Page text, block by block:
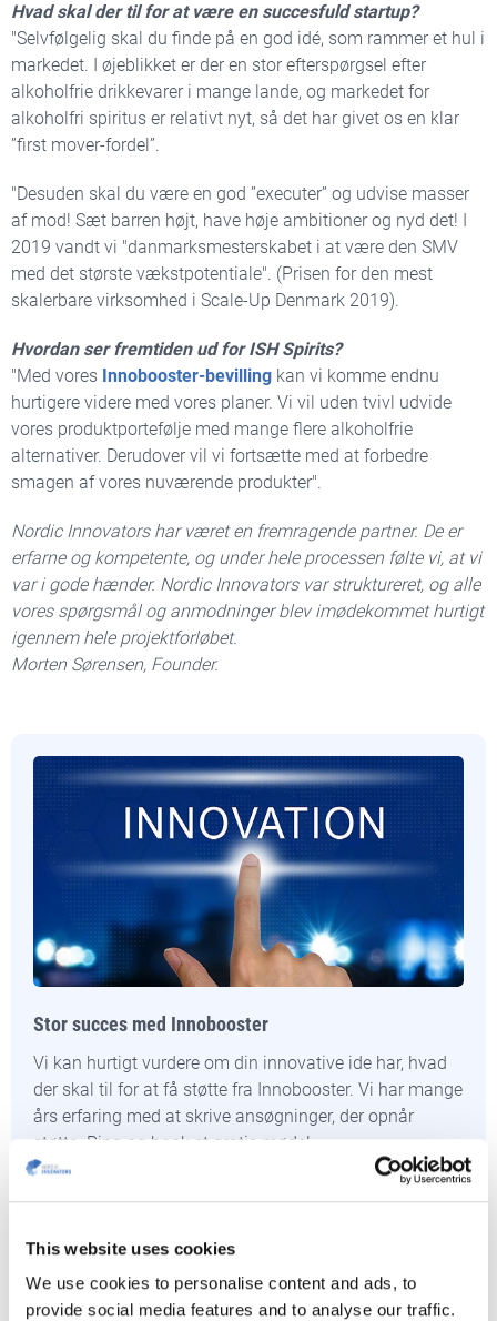
This website uses cookies
We use cookies to personalise content and ads, to
provide social media features and to analyse our traffic.
Hvad skal der til for at være en succesfuld startup?
"Selvfølgelig skal du finde på en god idé, som rammer et hul i
markedet. I øjeblikket er der en stor efterspørgsel efter
alkoholfrie drikkevarer i mange lande, og markedet for
alkoholfri spiritus er relativt nyt, så det har givet os en klar
”first mover-fordel”.
"Desuden skal du være en god ”executer” og udvise masser
af mod! Sæt barren højt, have høje ambitioner og nyd det! I
2019 vandt vi "danmarksmesterskabet i at være den SMV
med det største vækstpotentiale". (Prisen for den mest
skalerbare virksomhed i Scale-Up Denmark 2019).
Hvordan ser fremtiden ud for ISH Spirits?
"Med vores Innobooster-bevilling kan vi komme endnu
hurtigere videre med vores planer. Vi vil uden tvivl udvide
vores produktportefølje med mange flere alkoholfrie
alternativer. Derudover vil vi fortsætte med at forbedre
smagen af ​​vores nuværende produkter".
Nordic Innovators har været en fremragende partner. De er
erfarne og kompetente, og under hele processen følte vi, at vi
var i gode hænder. Nordic Innovators var struktureret, og alle
vores spørgsmål og anmodninger blev imødekommet hurtigt
igennem hele projektforløbet.
Morten Sørensen, Founder.
Stor succes med Innobooster
Vi kan hurtigt vurdere om din innovative ide har, hvad
der skal til for at få støtte fra Innobooster. Vi har mange
års erfaring med at skrive ansøgninger, der opnår
støtte. Ring og book et gratis møde!
KONTAKT OS